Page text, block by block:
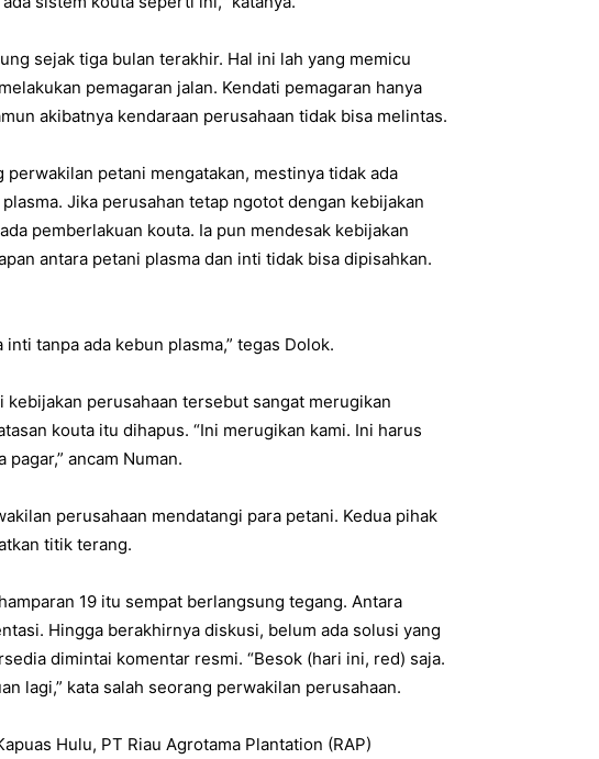
sejak tiga bulan terakhir. Hal ini lah yang memicu
pemagaran jalan. Kendati pemagaran hanya
akibatnya kendaraan perusahaan tidak bisa melintas.
petani mengatakan, mestinya tidak ada
Jika perusahan tetap ngotot dengan kebijakan
pemberlakuan kouta. Ia pun mendesak kebijakan
antara petani plasma dan inti tidak bisa dipisahkan.
tanpa ada kebun plasma,” tegas Dolok.
perusahaan tersebut sangat merugikan
kouta itu dihapus. “Ini merugikan kami. Ini harus
ancam Numan.
perusahaan mendatangi para petani. Kedua pihak
titik terang.
19 itu sempat berlangsung tegang. Antara
Hingga berakhirnya diskusi, belum ada solusi yang
dimintai komentar resmi. “Besok (hari ini, red) saja.
lagi,” kata salah seorang perwakilan perusahaan.
Hulu, PT Riau Agrotama Plantation (RAP)